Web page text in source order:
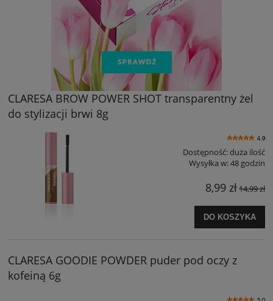
CLARESA BROW POWER SHOT transparentny żel
do stylizacji brwi 8g
4.9
Dostępność:duża ilość
Wysyłka w:48 godzin
8,99 zł14,99 zł
DO KOSZYKA
CLARESA GOODIE POWDER puder pod oczy z
kofeiną 6g